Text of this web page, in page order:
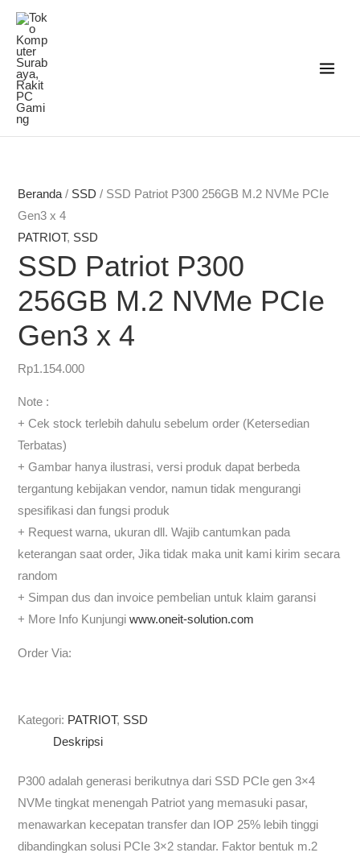
Lewati
konten
Beranda / SSD / SSD Patriot P300 256GB M.2 NVMe PCIe
Gen3 x 4
PATRIOT, SSD
SSD Patriot P300
256GB M.2 NVMe PCIe
Gen3 x 4
Rp1.154.000
Note :
+ Cek stock terlebih dahulu sebelum order (Ketersedian
Terbatas)
+ Gambar hanya ilustrasi, versi produk dapat berbeda
tergantung kebijakan vendor, namun tidak mengurangi
spesifikasi dan fungsi produk
+ Request warna, ukuran dll. Wajib cantumkan pada
keterangan saat order, Jika tidak maka unit kami kirim secara
random
+ Simpan dus dan invoice pembelian untuk klaim garansi
+ More Info Kunjungiwww.oneit-solution.com
Order Via:
Kategori: PATRIOT, SSD
Deskripsi
P300 adalah generasi berikutnya dari SSD PCIe gen 3×4
NVMe tingkat menengah Patriot yang memasuki pasar,
menawarkan kecepatan transfer dan IOP 25% lebih tinggi
dibandingkan solusi PCIe 3×2 standar. Faktor bentuk m.2
Rp1.678.000
Rp1.678.000